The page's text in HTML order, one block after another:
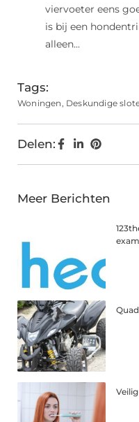
viervoeter eens
is bij een
alleen...
Tags:
Woningen, Deskundige
Delen:
Meer Berichten